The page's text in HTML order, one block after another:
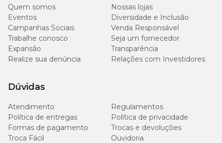
Quem somos
Nossas lojas
Eventos
Diversidade e Inclusão
Campanhas Sociais
Venda Responsável
Trabalhe conosco
Seja um fornecedor
Expansão
Transparência
Realize sua denúncia
Relações com Investidores
Dúvidas
Atendimento
Regulamentos
Política de entregas
Política de privacidade
Formas de pagamento
Trocas e devoluções
Troca Fácil
Ouvidoria